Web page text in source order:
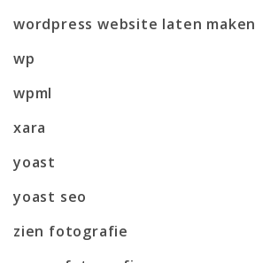
wordpress website laten maken
wp
wpml
xara
yoast
yoast seo
zien fotografie